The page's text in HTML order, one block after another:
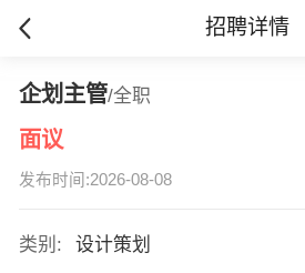
招聘详情
企划主管/全职
面议
发布时间:2026-08-08
类别:
设计策划